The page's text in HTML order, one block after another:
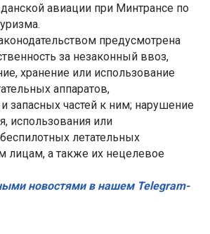
авиации при Минтрансе по
предусмотрена
за незаконный ввоз,
хранение или использование
аппаратов,
запасных частей к ним; нарушение
использования или
летательных
лицам, а также их нецелевое
новостями в нашем Telegram-